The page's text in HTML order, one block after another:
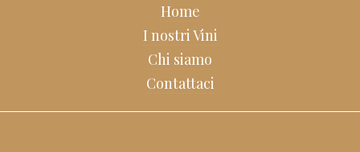
Home
I nostri Vini
Chi siamo
Contattaci